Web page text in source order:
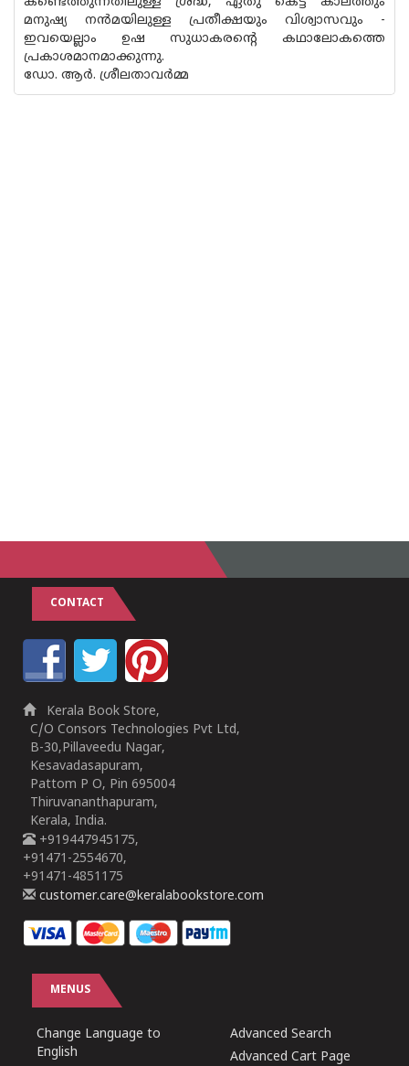
മനുഷ്യ നൻമയിലുള്ള പ്രതീക്ഷയും വിശ്വാസവും -
ഇവയെല്ലാം ഉഷ സുധാകരൻ്റെ കഥാലോകത്തെ
പ്രകാശമാനമാക്കുന്നു.
ഡോ. ആർ. ശ്രീലതാവർമ്മ
CONTACT
Kerala Book Store,
C/O Consors Technologies Pvt Ltd,
B-30,Pillaveedu Nagar,
Kesavadasapuram,
Pattom P O, Pin 695004
Thiruvananthapuram,
Kerala, India.
+919447945175,
+91471-2554670,
+91471-4851175
customer.care@keralabookstore.com
MENUS
Change Language to
English
Advanced Search
Advanced Cart Page